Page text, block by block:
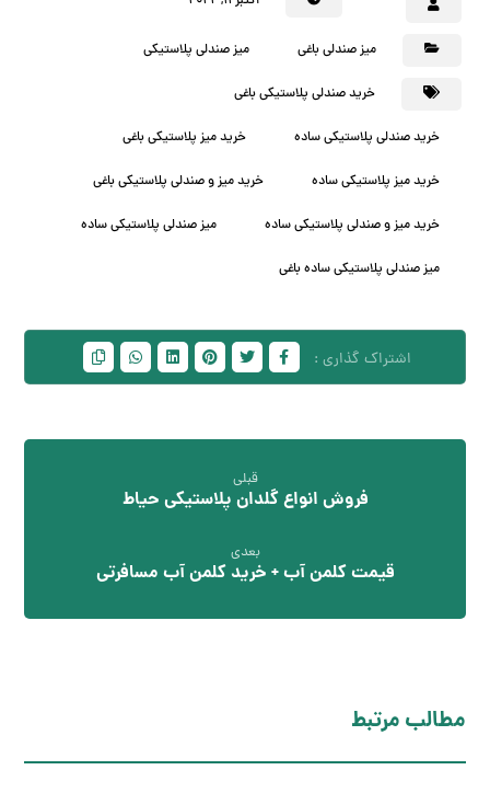
میز صندلی باغی میز صندلی پلاستیکی
خرید صندلی پلاستیکی باغی
خرید صندلی پلاستیکی ساده خرید میز پلاستیکی باغی
خرید میز پلاستیکی ساده خرید میز و صندلی پلاستیکی باغی
خرید میز و صندلی پلاستیکی ساده میز صندلی پلاستیکی ساده
میز صندلی پلاستیکی ساده باغی
قبلی
فروش انواع گلدان پلاستیکی حیاط
بعدی
قیمت کلمن آب + خرید کلمن آب مسافرتی
مطالب مرتبط